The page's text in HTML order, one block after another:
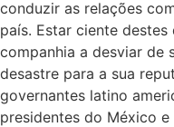
conduzir as relações
país. Estar ciente
companhia a desviar de
desastre para a sua
governantes latino
presidentes do México